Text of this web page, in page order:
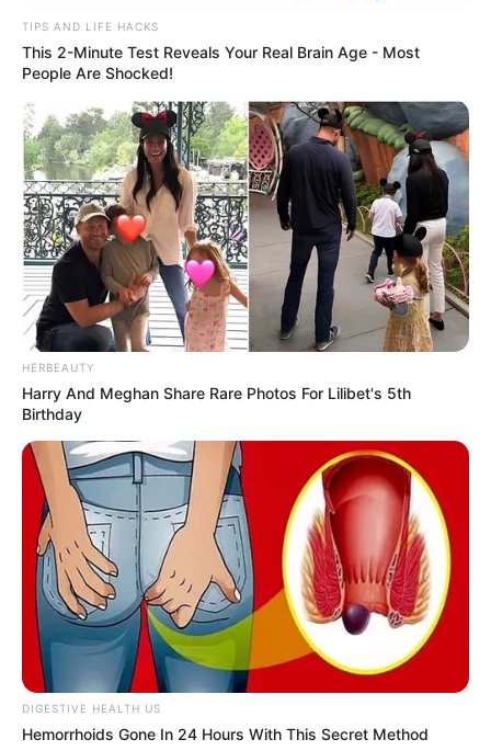
TIPS AND LIFE HACKS
This 2-Minute Test Reveals Your Real Brain Age - Most
People Are Shocked!
HERBEAUTY
Harry And Meghan Share Rare Photos For Lilibet's 5th
Birthday
DIGESTIVE HEALTH US
Hemorrhoids Gone In 24 Hours With This Secret Method